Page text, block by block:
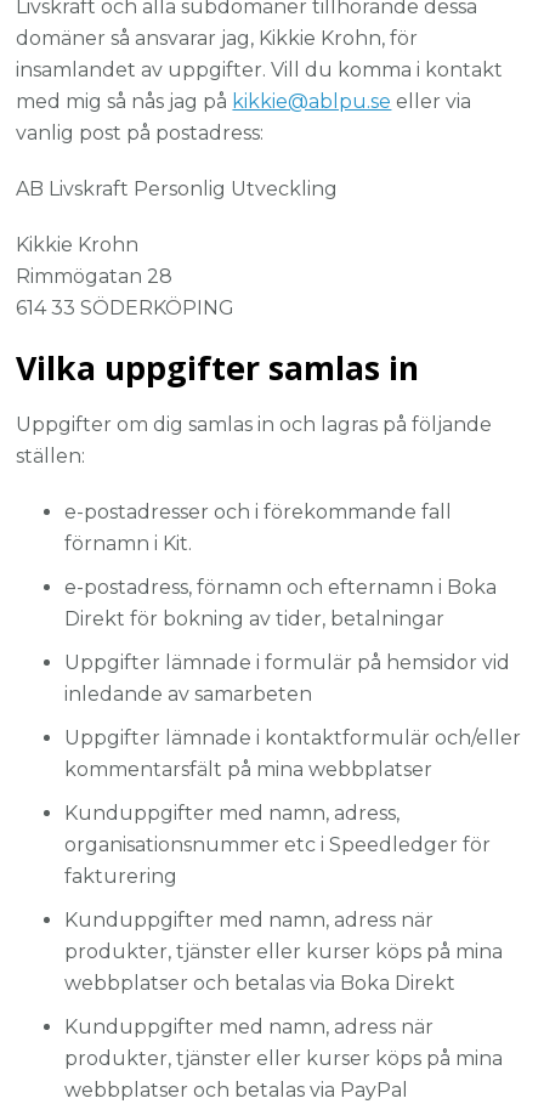
Livskraft och alla subdomäner tillhörande dessa
domäner så ansvarar jag, Kikkie Krohn, för
insamlandet av uppgifter. Vill du komma i kontakt
med mig så nås jag på kikkie@ablpu.se eller via
vanlig post på postadress:
AB Livskraft Personlig Utveckling
Kikkie Krohn
Rimmögatan 28
614 33 SÖDERKÖPING
Vilka uppgifter samlas in
Uppgifter om dig samlas in och lagras på följande
ställen:
e-postadresser och i förekommande fall
förnamn i Kit.
e-postadress, förnamn och efternamn i Boka
Direkt för bokning av tider, betalningar
Uppgifter lämnade i formulär på hemsidor vid
inledande av samarbeten
Uppgifter lämnade i kontaktformulär och/eller
kommentarsfält på mina webbplatser
Kunduppgifter med namn, adress,
organisationsnummer etc i Speedledger för
fakturering
Kunduppgifter med namn, adress när
produkter, tjänster eller kurser köps på mina
webbplatser och betalas via Boka Direkt
Kunduppgifter med namn, adress när
produkter, tjänster eller kurser köps på mina
webbplatser och betalas via PayPal